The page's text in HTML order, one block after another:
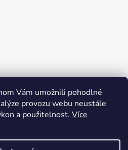
Vám umožnili pohodlné
provozu webu neustále
a použitelnost. Více
o použitých materiálech